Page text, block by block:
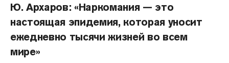
Ю. Архаров: «Наркомания — это
настоящая эпидемия, которая уносит
ежедневно тысячи жизней во всем
мире»